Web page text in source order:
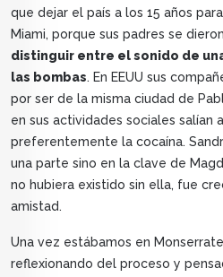
que dejar el país a los 15 años
Miami, porque sus padres se
distinguir entre el sonido de
las bombas. En EEUU sus
por ser de la misma ciudad de
en sus actividades sociales salían
preferentemente la cocaína.
una parte sino en la clave de
no hubiera existido sin ella, fue
amistad.
Una vez estábamos en
reflexionando del proceso y